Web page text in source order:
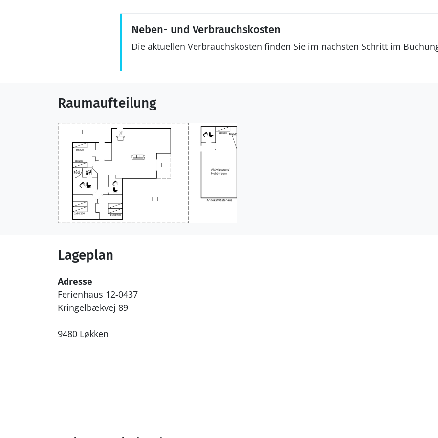
Neben- und Verbrauchskosten
Die aktuellen Verbrauchskosten finden Sie im nächsten Schritt im
Raumaufteilung
Lageplan
Adresse
Ferienhaus 12-0437
Kringelbækvej 89
9480 Løkken